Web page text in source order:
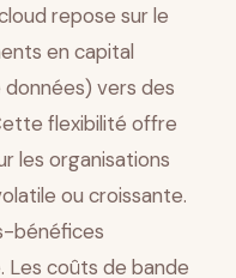
repose sur le
en capital
vers des
flexibilité offre
les organisations
ou croissante.
bénéfices
Les coûts de bande